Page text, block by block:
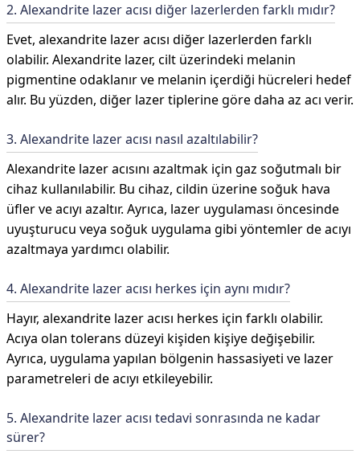
2. Alexandrite lazer acısı diğer lazerlerden farklı mıdır?
Evet, alexandrite lazer acısı diğer lazerlerden farklı
olabilir. Alexandrite lazer, cilt üzerindeki melanin
pigmentine odaklanır ve melanin içerdiği hücreleri hedef
alır. Bu yüzden, diğer lazer tiplerine göre daha az acı verir.
3. Alexandrite lazer acısı nasıl azaltılabilir?
Alexandrite lazer acısını azaltmak için gaz soğutmalı bir
cihaz kullanılabilir. Bu cihaz, cildin üzerine soğuk hava
üfler ve acıyı azaltır. Ayrıca, lazer uygulaması öncesinde
uyuşturucu veya soğuk uygulama gibi yöntemler de acıyı
azaltmaya yardımcı olabilir.
4. Alexandrite lazer acısı herkes için aynı mıdır?
Hayır, alexandrite lazer acısı herkes için farklı olabilir.
Acıya olan tolerans düzeyi kişiden kişiye değişebilir.
Ayrıca, uygulama yapılan bölgenin hassasiyeti ve lazer
parametreleri de acıyı etkileyebilir.
5. Alexandrite lazer acısı tedavi sonrasında ne kadar
sürer?